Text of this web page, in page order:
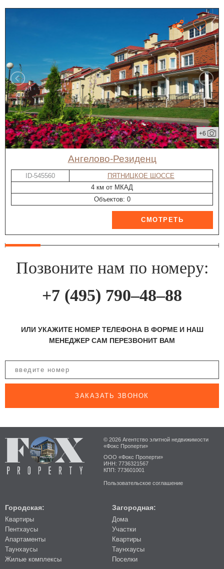
+6
Ангелово-Резиденц
ID-545560
ПЯТНИЦКОЕ ШОССЕ
4 км от МКАД
Объектов: 0
Позвоните нам по номеру:
+7 (495) 790–48–88
ИЛИ УКАЖИТЕ НОМЕР ТЕЛЕФОНА В ФОРМЕ И НАШ
МЕНЕДЖЕР САМ ПЕРЕЗВОНИТ ВАМ
ЗАКАЗАТЬ ЗВОНОК
© 2026 Агентство элитной недвижимости
«Фокс Проперти»
ООО «Фокс Проперти»
ИНН: 7736321567
КПП: 773601001
Пользовательское соглашение
Городская:
Квартиры
Пентхаусы
Апартаменты
Таунхаусы
Жилые комплексы
Загородная:
Дома
Участки
Квартиры
Таунхаусы
Поселки